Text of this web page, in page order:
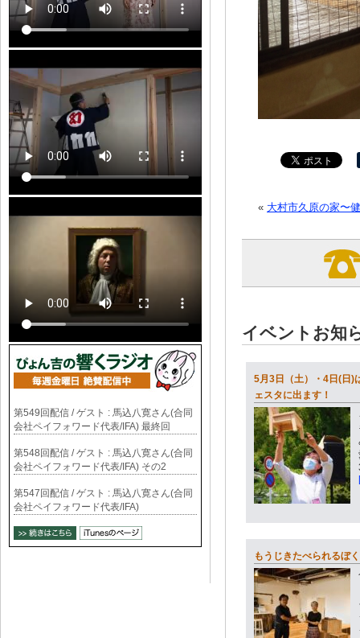
« 大村市久原の家〜
イベントお知
5月3日（土）・4日(日)
ェスタに出ます！
もうじきたべられるぼ
第549回配信 / ゲスト : 馬込八寛さん(合同
会社ペイフォワード代表/IFA) 最終回
第548回配信 / ゲスト : 馬込八寛さん(合同
会社ペイフォワード代表/IFA) その2
第547回配信 / ゲスト : 馬込八寛さん(合同
会社ペイフォワード代表/IFA)